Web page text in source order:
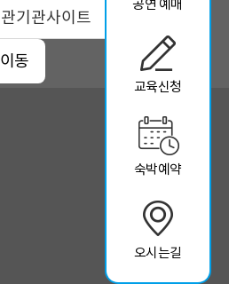
이동
공연 예매
교육신청
숙박예약
오시는길